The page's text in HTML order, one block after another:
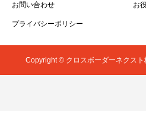
お問い合わせ お
プライバシーポリシー
Copyright © クロスボーダーネクスト